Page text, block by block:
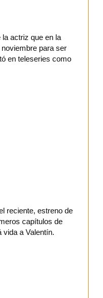
actriz que en la
para ser
en teleseries como
reciente, estreno de
capítulos de
vida a Valentín.